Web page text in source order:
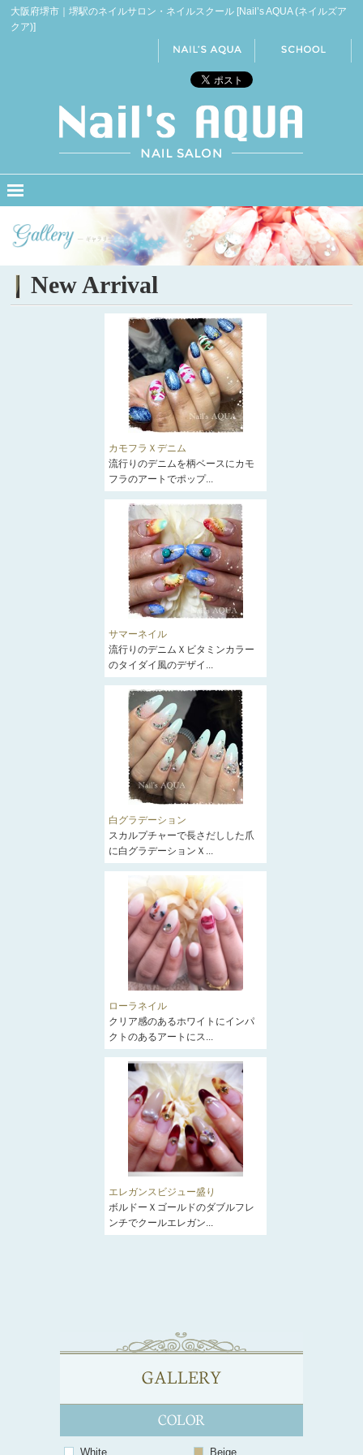
大阪府堺市｜堺駅のネイルサロン・ネイルスクール [Nail’s AQUA (ネイルズア
クア)]
New Arrival
カモフラＸデニム
流行りのデニムを柄ベースにカモ
フラのアートでポップ...
サマーネイル
流行りのデニムＸビタミンカラー
のタイダイ風のデザイ...
白グラデーション
スカルプチャーで長さだしした爪
に白グラデーションＸ...
ローラネイル
クリア感のあるホワイトにインパ
クトのあるアートにス...
エレガンスビジュー盛り
ボルドーＸゴールドのダブルフレ
ンチでクールエレガン...
White Beige